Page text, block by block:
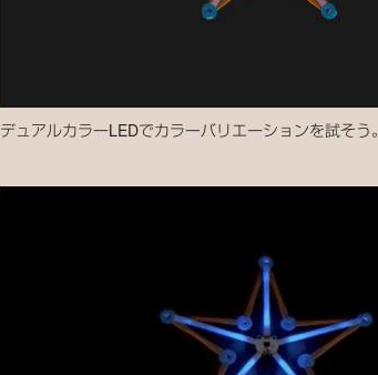
デュアルカラーLEDでカラーバリエーションを試そう。